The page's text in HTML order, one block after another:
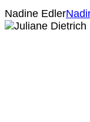
Nadine Edler